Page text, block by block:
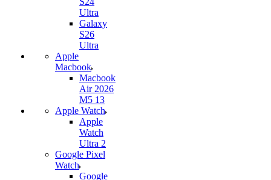
Ultra
Galaxy
S26
Ultra
Apple
Macbook
Macbook
Air 2026
M5 13
Apple Watch
Apple
Watch
Ultra 2
Google Pixel
Watch
Google